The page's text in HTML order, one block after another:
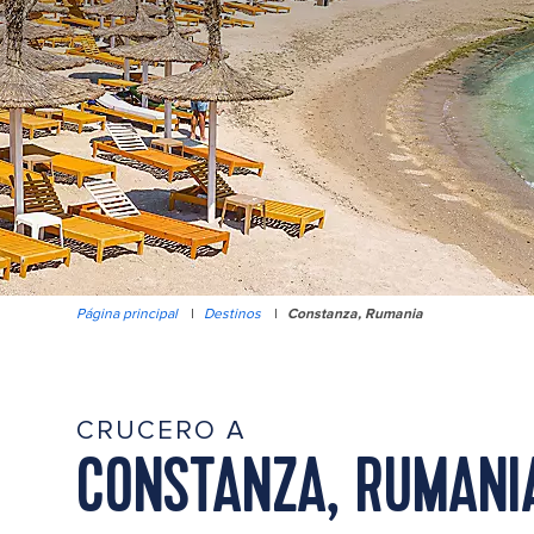
Página principal | Destinos | Constanza, Rumania
CRUCERO A
CONSTANZA,